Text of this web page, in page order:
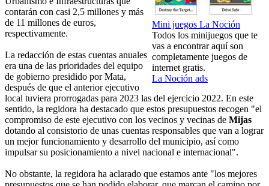
Mini juegos La Noción
Todos los minijuegos que te
vas a encontrar aquí son
completamente juegos de
internet gratis.
La Noción ads
contarán con casi 2,5 millones y más
de 11 millones de euros,
respectivamente.
La redacción de estas cuentas anuales
era una de las prioridades del equipo
de gobierno presidido por Mata,
después de que el anterior ejecutivo
local tuviera prorrogadas para 2023 las del ejercicio 2022. En este
sentido, la regidora ha destacado que estos presupuestos recogen "el
compromiso de este ejecutivo con los vecinos y vecinas de Mijas
dotando al consistorio de unas cuentas responsables que van a lograr
un mejor funcionamiento y desarrollo del municipio, así como
impulsar su posicionamiento a nivel nacional e internacional".
No obstante, la regidora ha aclarado que estamos ante "los mejores